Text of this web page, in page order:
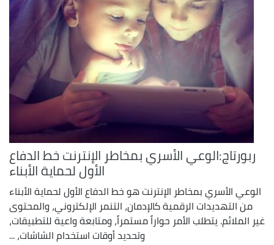
ربورتاج:الوعي الأسري بمخاطر الإنترنت خط الدفاع
الأول لحماية الأبناء
الوعي الأسري بمخاطر الإنترنت هو خط الدفاع الأول لحماية الأبناء
من التهديدات الرقمية كالإدمان، التنمر الإلكتروني، والمحتوى
غير الملائم. يتطلب الأمر حواراً مستمراً، ومتابعة واعية للتطبيقات،
وتحديد أوقات استخدام الشاشات، ...